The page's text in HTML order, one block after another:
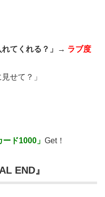
れてくれる？」→ ラブ度
せて？」
ード1000」 Get！
END』